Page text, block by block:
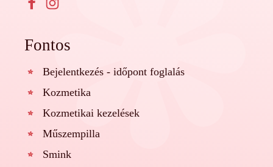
Fontos
Bejelentkezés - időpont foglalás
Kozmetika
Kozmetikai kezelések
Műszempilla
Smink